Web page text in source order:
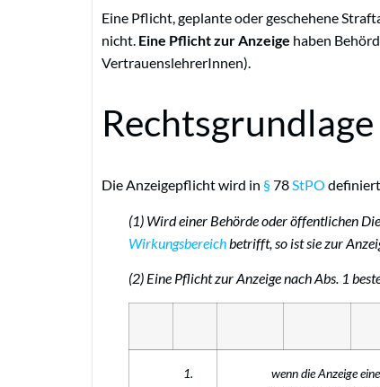
Eine Pflicht, geplante oder geschehene
nicht. Eine Pflicht zur Anzeige haben
VertrauenslehrerInnen).
Rechtsgrundlage
Die Anzeigepflicht wird in §78StPO
(1) Wird einer Behörde oder öffentlichen
Wirkungsbereich betrifft, so ist sie zur
(2) Eine Pflicht zur Anzeige nach Abs. 1
1. wenn die Anzeige